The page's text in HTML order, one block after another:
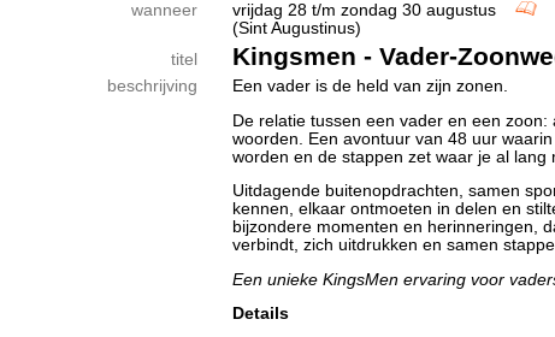
wanneer
vrijdag 28 t/m zondag 30 augustus
(Sint Augustinus)
titel
Kingsmen - Vader-
beschrijving
Een vader is de held van zijn zonen.
De relatie tussen een vader en een
woorden. Een avontuur van 48 uur
worden en de stappen zet waar je al lang
Uitdagende buitenopdrachten, samen
kennen, elkaar ontmoeten in delen en
bijzondere momenten en herinneringen,
verbindt, zich uitdrukken en samen
Een unieke KingsMen ervaring voor
Details